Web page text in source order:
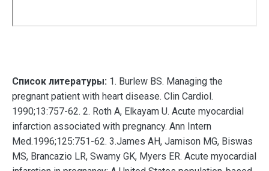
Список литературы: 1. Burlew BS. Managing the
pregnant patient with heart disease. Clin Cardiol.
1990;13:757-62. 2. Roth A, Elkayam U. Acute myocardial
infarction associated with pregnancy. Ann Intern
Med.1996;125:751-62. 3.James AH, Jamison MG, Biswas
MS, Brancazio LR, Swamy GK, Myers ER. Acute myocardial